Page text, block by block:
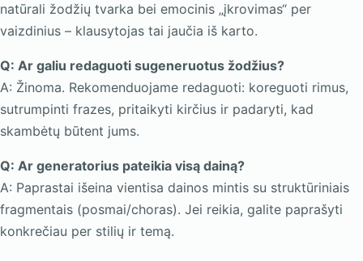
natūrali žodžių tvarka bei emocinis „įkrovimas“ per
vaizdinius – klausytojas tai jaučia iš karto.
Q: Ar galiu redaguoti sugeneruotus žodžius?
A: Žinoma. Rekomenduojame redaguoti: koreguoti rimus,
sutrumpinti frazes, pritaikyti kirčius ir padaryti, kad
skambėtų būtent jums.
Q: Ar generatorius pateikia visą dainą?
A: Paprastai išeina vientisa dainos mintis su struktūriniais
fragmentais (posmai/choras). Jei reikia, galite paprašyti
konkrečiau per stilių ir temą.